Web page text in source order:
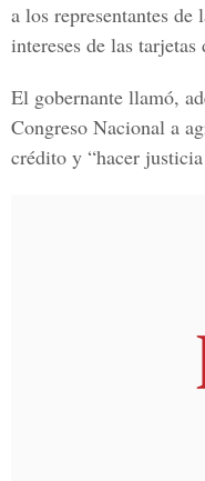
a los representantes
intereses de las tarjetas
El gobernante llamó,
Congreso Nacional a
crédito y “hacer